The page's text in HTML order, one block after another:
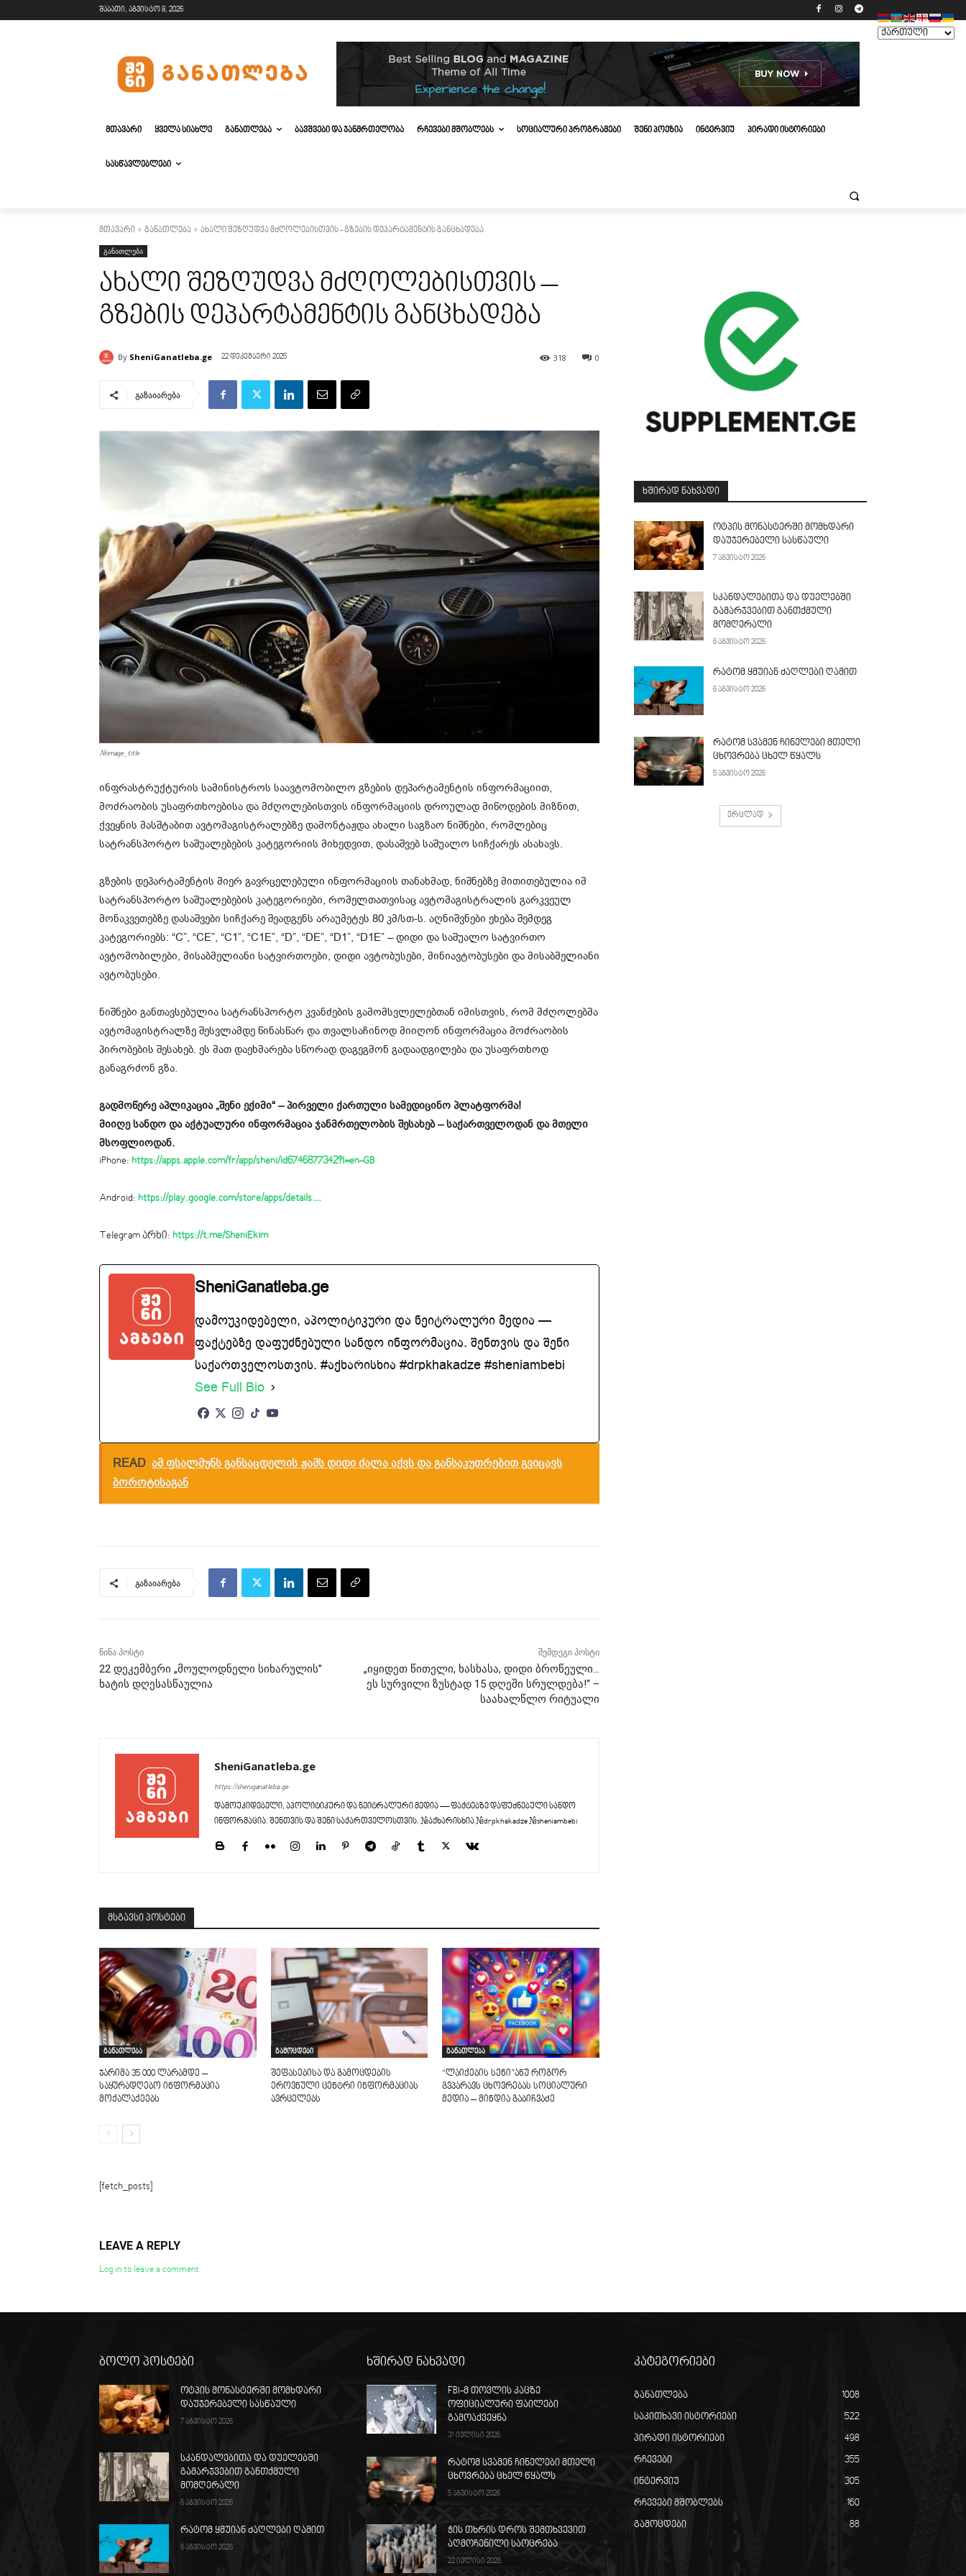
შაბათი, აგვისტო 8, 2026
ᲛᲗᲐᲕᲐᲠᲘ ᲧᲕᲔᲚᲐ ᲡᲘᲐᲮᲚᲔ ᲒᲐᲜᲐᲗᲚᲔᲑᲐ ᲑᲐᲕᲨᲕᲔᲑᲘ ᲓᲐ ᲯᲐᲜᲛᲠᲗᲔᲚᲝᲑᲐ ᲠᲩᲔᲕᲔᲑᲘ ᲛᲨᲝᲑᲚᲔᲑᲡ ᲡᲝᲪᲘᲐᲚᲣᲠᲘ ᲞᲠᲝᲒᲠᲐᲛᲔᲑᲘ ᲨᲔᲜᲘ ᲞᲝᲔᲖᲘᲐ ᲘᲜᲢᲔᲠᲕᲘᲣ ᲞᲘᲠᲐᲓᲘ ᲘᲡᲢᲝᲠᲘᲔᲑᲘ
ᲡᲐᲡᲬᲐᲕᲚᲔᲑᲚᲔᲑᲘ
მთავარი განათლება ახალი შეზღუდვა მძღოლებისთვის - გზების დეპარტამენტის განცხადება
განათლება
ახალი შეზღუდვა მძღოლებისთვის –
გზების დეპარტამენტის განცხადება
By SheniGanatleba.ge 22 დეკემბერი 2025 0
318
გაზაიარება
#image_title
ინფრასტრუქტურის სამინისტროს საავტომობილო გზების დეპარტამენტის ინფორმაციით,
მოძრაობის უსაფრთხოებისა და მძღოლებისთვის ინფორმაციის დროულად მიწოდების მიზნით,
ქვეყნის მასშტაბით ავტომაგისტრალებზე დამონტაჟდა ახალი საგზაო ნიშნები, რომლებიც
სატრანსპორტო საშუალებების კატეგორიის მიხედვით, დასაშვებ საშუალო სიჩქარეს ასახავს.
გზების დეპარტამენტის მიერ გავრცელებული ინფორმაციის თანახმად, ნიშნებზე მითითებულია იმ
სატრანსპორტო საშუალებების კატეგორიები, რომელთათვისაც ავტომაგისტრალის გარკვეულ
მონაკვეთებზე დასაშვები სიჩქარე შეადგენს არაუმეტეს 80 კმ/სთ-ს. აღნიშვნები ეხება შემდეგ
კატეგორიებს: “C”, “CE”, “C1”, “C1E”, “D”, “DE”, “D1”, “D1E” – დიდი და საშუალო სატვირთო
ავტომობილები, მისაბმელიანი სატვირთოები, დიდი ავტობუსები, მინიავტობუსები და მისაბმელიანი
ავტობუსები.
ნიშნები განთავსებულია სატრანსპორტო კვანძების გამომსვლელებთან იმისთვის, რომ მძღოლებმა
ავტომაგისტრალზე შესვლამდე წინასწარ და თვალსაჩინოდ მიიღონ ინფორმაცია მოძრაობის
პირობების შესახებ. ეს მათ დაეხმარება სწორად დაგეგმონ გადაადგილება და უსაფრთხოდ
განაგრძონ გზა.
გადმოწერე აპლიკაცია „შენი ექიმი“ – პირველი ქართული სამედიცინო პლატფორმა!
მიიღე სანდო და აქტუალური ინფორმაცია ჯანმრთელობის შესახებ – საქართველოდან და მთელი
მსოფლიოდან.
iPhone: https://apps.apple.com/fr/app/sheni/id6746877342?l=en-GB
Android: https://play.google.com/store/apps/details…
Telegram არხი: https://t.me/SheniEkim
SheniGanatleba.ge
დამოუკიდებელი, აპოლიტიკური და ნეიტრალური მედია —
ფაქტებზე დაფუძნებული სანდო ინფორმაცია. შენთვის და შენი
საქართველოსთვის. #აქხარისხია #drpkhakadze #sheniambebi
See Full Bio
READ ამ ფსალმუნს განსაცდელის ჟამს დიდი ძალა აქვს და განსაკუთრებით გვიცავს
ბოროტისაგან
გაზაიარება
წინა პოსტი
22 დეკემბერი „მოულოდნელი სიხარულის”
ხატის დღესასწაულია
შემდეგი პოსტი
„იყიდეთ წითელი, ხასხასა, დიდი ბროწეული…
ეს სურვილი ზუსტად 15 დღეში სრულდება!“ –
საახალწლო რიტუალი
SheniGanatleba.ge
https://sheniganatleba.ge
დამოუკიდებელი, აპოლიტიკური და ნეიტრალური მედია — ფაქტებზე დაფუძნებული სანდო
ინფორმაცია. შენთვის და შენი საქართველოსთვის. #აქხარისხია #drpkhakadze #sheniambebi
მსგავსი პოსტები
განათლება
ჯარიმა 35 000 ლარამდე –
საყურადღებო ინფორმაცია
მოქალაქეებს
გამოცდები
შეფასებისა და გამოცდების
ეროვნული ცენტრი ინფორმაციას
ავრცელებს
განათლება
“ლაიქების სენი”ანუ როგორ
გვპარავს ცხოვრებას სოციალური
მედია – მინდია გაბიჩვაძე
[fetch_posts]
LEAVE A REPLY
Log in to leave a comment
ᲮᲨᲘᲠᲐᲓ ᲜᲐᲮᲕᲐᲓᲘ
ოტპის მონასტერში მომხდარი
დაუჯერებელი სასწაული
7 აგვისტო 2026
სკანდალებითა და დუელებში
გამარჯვებით განთქმული
მომღერალი
6 აგვისტო 2026
რატომ ყმუიან ძაღლები ღამით
6 აგვისტო 2026
რატომ სვამენ ჩინელები მთელი
ცხოვრება ცხელ წყალს
5 აგვისტო 2026
ვრცლად
ბოლო პოსტები
ოტპის მონასტერში მომხდარი
დაუჯერებელი სასწაული
7 აგვისტო 2026
სკანდალებითა და დუელებში
გამარჯვებით განთქმული
მომღერალი
6 აგვისტო 2026
რატომ ყმუიან ძაღლები ღამით
6 აგვისტო 2026
ხშირად ნახვადი
FBI-მ თოვლის კაცზე
ოფიციალური ფაილები
გამოაქვეყნა
31 ივლისი 2026
რატომ სვამენ ჩინელები მთელი
ცხოვრება ცხელ წყალს
5 აგვისტო 2026
ჭის თხრის დროს შემთხვევით
აღმოჩენილი საოცრება
22 ივლისი 2026
კატეგორიები
განათლება 1008
საკითხავი ისტორიები 522
პირადი ისტორიები 498
რჩევები 355
ინტერვიუ 305
რჩევები მშობლებს 160
გამოცდები 88